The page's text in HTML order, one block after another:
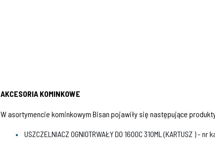
AKCESORIA KOMINKOWE
W asortymencie kominkowym Bisan pojawiły się następujące
USZCZELNIACZ OGNIOTRWAŁY DO 1600C 310ML (KARTUSZ ) - nr